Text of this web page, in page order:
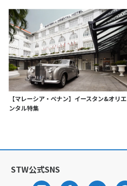
【マレーシア・ペナン】イースタン&オリエ
ンタル特集
STW公式SNS